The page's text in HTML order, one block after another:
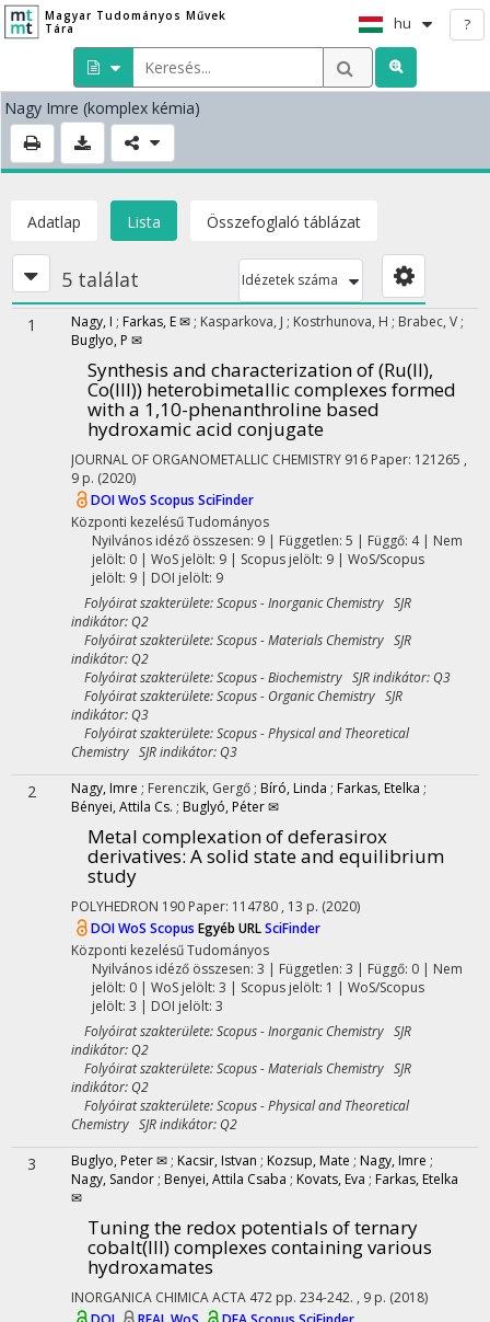
Magyar Tudományos Művek
Tára
hu ?
Nagy Imre (komplex kémia)
Adatlap Lista Összefoglaló táblázat
5 találat Idézetek száma
1 Nagy, I ; Farkas, E ✉ ; Kasparkova, J ; Kostrhunova, H ; Brabec, V ;
Buglyo, P ✉
Synthesis and characterization of (Ru(II),
Co(III)) heterobimetallic complexes formed
with a 1,10-phenanthroline based
hydroxamic acid conjugate
JOURNAL OF ORGANOMETALLIC CHEMISTRY 916 Paper: 121265 ,
9 p. (2020)
DOIWoS Scopus SciFinder
Központi kezelésűTudományos
Nyilvános idéző összesen: 9| Független: 5 | Függő: 4 | Nem
jelölt: 0 | WoS jelölt: 9 | Scopus jelölt: 9 | WoS/Scopus
jelölt: 9 | DOI jelölt: 9
Folyóirat szakterülete: Scopus - Inorganic Chemistry SJR
indikátor: Q2
Folyóirat szakterülete: Scopus - Materials Chemistry SJR
indikátor: Q2
Folyóirat szakterülete: Scopus - Biochemistry SJR indikátor: Q3
Folyóirat szakterülete: Scopus - Organic Chemistry SJR
indikátor: Q3
Folyóirat szakterülete: Scopus - Physical and Theoretical
Chemistry SJR indikátor: Q3
2 Nagy, Imre ; Ferenczik, Gergő ; Bíró, Linda ; Farkas, Etelka ;
Bényei, Attila Cs. ; Buglyó, Péter ✉
Metal complexation of deferasirox
derivatives: A solid state and equilibrium
study
POLYHEDRON 190 Paper: 114780 , 13 p. (2020)
DOIWoS Scopus Egyéb URLSciFinder
Központi kezelésűTudományos
Nyilvános idéző összesen: 3 | Független: 3 | Függő: 0 | Nem
jelölt: 0 | WoS jelölt: 3 | Scopus jelölt: 1 | WoS/Scopus
jelölt: 3 | DOI jelölt: 3
Folyóirat szakterülete: Scopus - Inorganic Chemistry SJR
indikátor: Q2
Folyóirat szakterülete: Scopus - Materials Chemistry SJR
indikátor: Q2
Folyóirat szakterülete: Scopus - Physical and Theoretical
Chemistry SJR indikátor: Q2
3 Buglyo, Peter ✉ ; Kacsir, Istvan ; Kozsup, Mate ; Nagy, Imre ;
Nagy, Sandor ; Benyei, Attila Csaba ; Kovats, Eva ; Farkas, Etelka
✉
Tuning the redox potentials of ternary
cobalt(III) complexes containing various
hydroxamates
INORGANICA CHIMICA ACTA 472 pp. 234-242. , 9 p. (2018)